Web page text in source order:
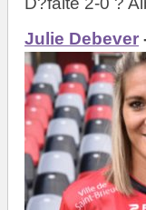
Julie Debever